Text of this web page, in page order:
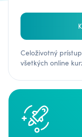
Celoživotný
všetkých online